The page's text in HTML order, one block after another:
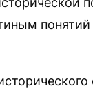
понятий